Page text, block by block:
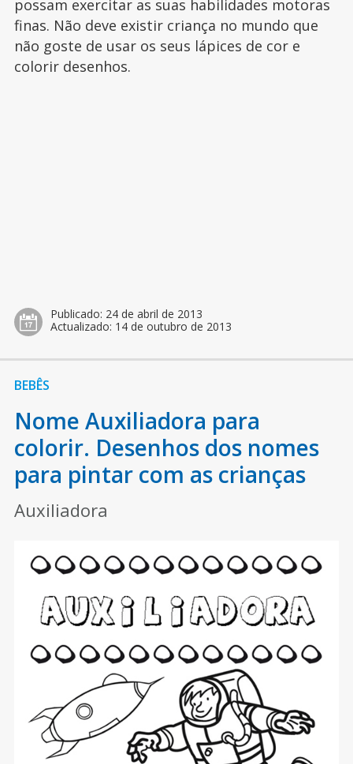
possam exercitar as suas habilidades motoras
finas. Não deve existir criança no mundo que
não goste de usar os seus lápices de cor e
colorir desenhos.
Publicado: 24 de abril de 2013
Actualizado: 14 de outubro de 2013
BEBÊS
Nome Auxiliadora para
colorir. Desenhos dos nomes
para pintar com as crianças
Auxiliadora